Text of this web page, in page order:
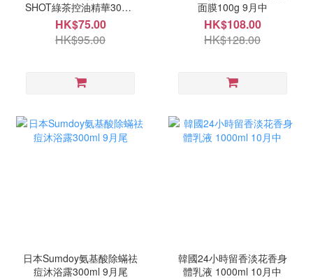
SHOT綠茶控油精華30ML
9月中
HK$75.00
HK$95.00
面膜100g 9月中
HK$108.00
HK$128.00
日本Sumdoy氨基酸除蟎祛
痘沐浴露300ml 9月尾
韓國24小時留香淡花香身
體乳液 1000ml 10月中